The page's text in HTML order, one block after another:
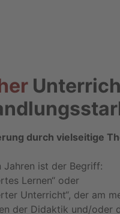
durch vielseitige
Jahren ist der Begriff:
Lernen“ oder
Unterricht“, der am
der Didaktik und/oder